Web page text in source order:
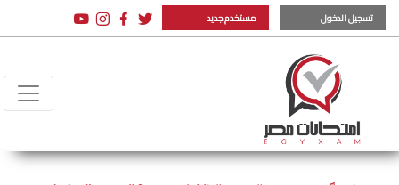
تسجيل الدخول مستخدم جديد